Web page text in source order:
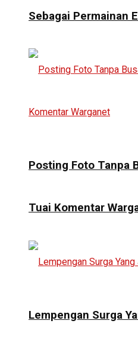
Sebagai Permainan
Posting Foto Tanpa
Tuai Komentar
Lempengan Surga